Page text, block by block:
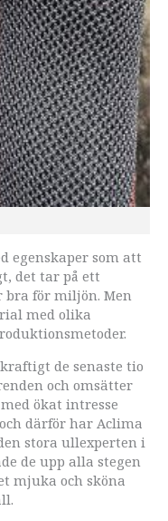
egenskaper som att
det tar på ett
för miljön. Men
med olika
de senaste tio
och omsätter
ökat intresse
därför har Aclima
stora ullexperten i
de upp alla stegen
mjuka och sköna